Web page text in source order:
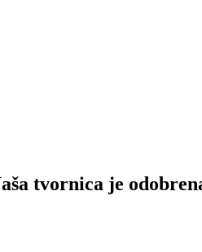
tvornica je